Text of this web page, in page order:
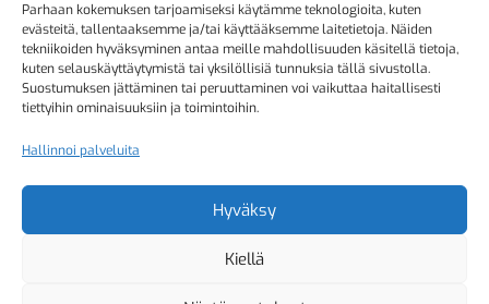
Parhaan kokemuksen tarjoamiseksi käytämme teknologioita, kuten
evästeitä, tallentaaksemme ja/tai käyttääksemme laitetietoja. Näiden
tekniikoiden hyväksyminen antaa meille mahdollisuuden käsitellä tietoja,
kuten selauskäyttäytymistä tai yksilöllisiä tunnuksia tällä sivustolla.
Suostumuksen jättäminen tai peruuttaminen voi vaikuttaa haitallisesti
tiettyihin ominaisuuksiin ja toimintoihin.
Hallinnoi palveluita
Hyväksy
Kiellä
Kristiina Mäkinen
040 725 3186
kristiina.makinen@simmis.fi
Kyselyt ja muut yhteydenotot
sähköpostitse:
kurssitoiminta@simmis.fi